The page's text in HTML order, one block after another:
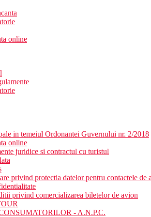
acoperis
accesibile cu liftul
hotelului
taxi si transfer disponibil
plaja nisipoasa
si umbrele contra cost
gratuite
liber
ofera zilnic mic dejun, pranz si cina.
din bucataria thailandeza si internationala.
etaj si functioneaza intre orele 07:00 si
piscina SkyBar este situat pe acoperis.
sa verificati programul actualizat la receptie.
online
in temeiul Ordonantei Guvernului nr. 2/2018
online
juridice si contractul cu turistul
privind protectia datelor pentru contactele de
privind comercializarea biletelor de avion
- A.N.P.C.